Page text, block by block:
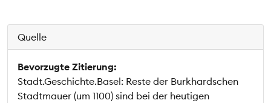
Quelle
Bevorzugte Zitierung:
Stadt.Geschichte.Basel: Reste der Burkhardschen
Stadtmauer (um 1100) sind bei der heutigen